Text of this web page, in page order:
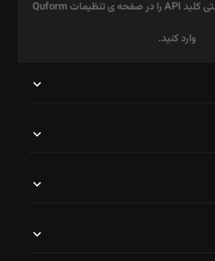
برای استفاده از ریکپچا بایستی کلید API را در صفحه ی تنظیمات Quform
وارد کنید.